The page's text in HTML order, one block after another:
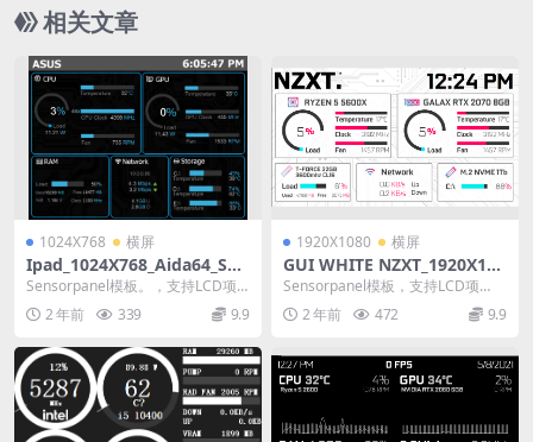
相关文章
1024X768 横屏
Ipad_1024X768_Aida64_Sen
sorpanel模板
Sensorpanel模板。，支持LCD项
目。
2 年前 339 9.9
1920X1080 横屏
GUI WHITE NZXT_1920X108
0_Aida64_Sensorpanel模板
Sensorpanel模板，支持LCD项
目。
2 年前 472 9.9